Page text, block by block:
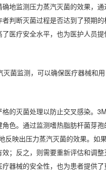
地监测压力蒸汽灭菌的效果，通
判断灭菌过程是否达到了预期的
医疗安全水平，也为医护人员提
菌监测，可以确保医疗器械和用
的灭菌处理以防止交叉感染。
色。通过监测嗜热脂肪杆菌芽孢
反映出压力蒸汽灭菌的效果。如
；反之，则需要重新评估和调整
器械的安全性，也为患者提供了